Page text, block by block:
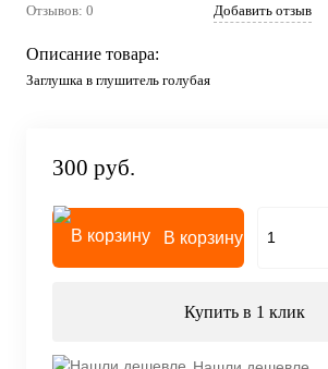
Отзывов: 0 Добавить отзыв
Описание товара:
Заглушка в глушитель голубая
300 руб.
В корзину
Купить в 1 клик